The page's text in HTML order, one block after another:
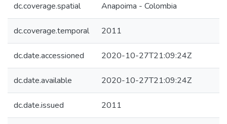
dc.coverage.spatial Anapoima - Colombia
dc.coverage.temporal 2011
dc.date.accessioned 2020-10-27T21:09:24Z
dc.date.available 2020-10-27T21:09:24Z
dc.date.issued 2011